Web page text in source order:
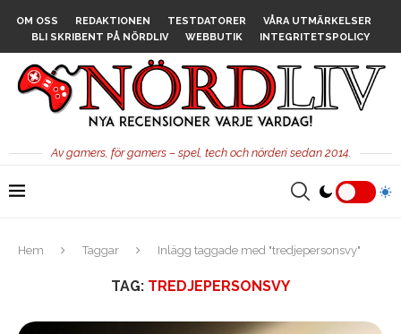
OM OSS REDAKTIONEN TESTDATORER
VÅRA UTMÄRKELSER
BLI SKRIBENT PÅ NÖRDLIV
WEBBUTIK INTEGRITETSPOLICY
Av gamers, för gamers – spel, tech och nörderi sedan 2014.
Hem Taggar Inlägg taggade med "tredjepersonsvy"
TAG: TREDJEPERSONSVY